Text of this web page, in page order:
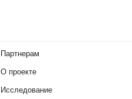
Партнерам
О проекте
Исследование